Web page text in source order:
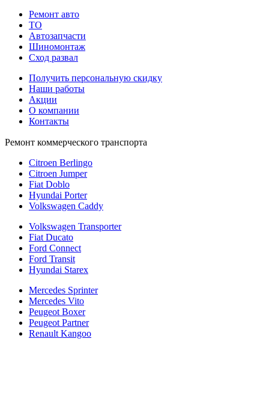
Ремонт авто
TO
Автозапчасти
Шиномонтаж
Сход развал
Получить персональную скидку
Наши работы
Акции
О компании
Контакты
Ремонт коммерческого транспорта
Citroen Berlingo
Citroen Jumper
Fiat Doblo
Hyundai Porter
Volkswagen Caddy
Volkswagen Transporter
Fiat Ducato
Ford Connect
Ford Transit
Hyundai Starex
Mercedes Sprinter
Mercedes Vito
Peugeot Boxer
Peugeot Partner
Renault Kangoo